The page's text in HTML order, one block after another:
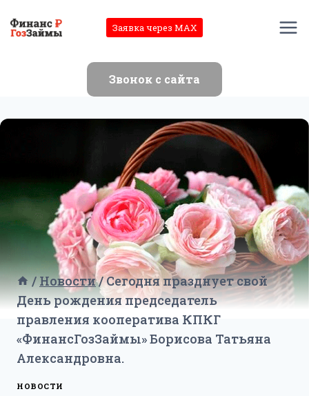
Заявка через MAX
Звонок с сайта
/Новости/Сегодня празднует свой
День рождения председатель
правления кооператива КПКГ
«ФинансГозЗаймы» Борисова Татьяна
Александровна.
НОВОСТИ